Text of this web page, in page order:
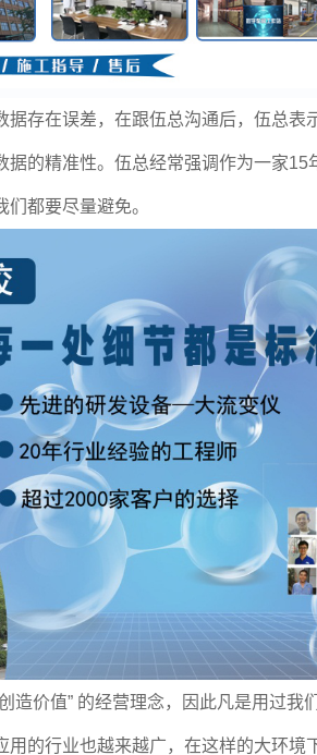
存在误差，在跟伍总沟通后，伍总表
的精准性。伍总经常强调作为一家15
都要尽量避免。
造价值” 的经营理念，因此凡是用过我
的行业也越来越广，在这样的大环境